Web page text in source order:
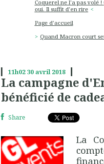
Coquerel ne l'a pas volé !
oui. Il suffit d'en rire
Page d'accueil
Quand Macron court
11h02 30 avril 2018
La campagne
bénéficié de
Share
La